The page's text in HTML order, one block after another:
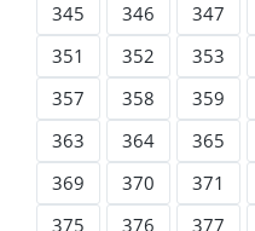
345
346 347
351
352 353
357
358 359
363
364 365
369
370 371
375
376 377